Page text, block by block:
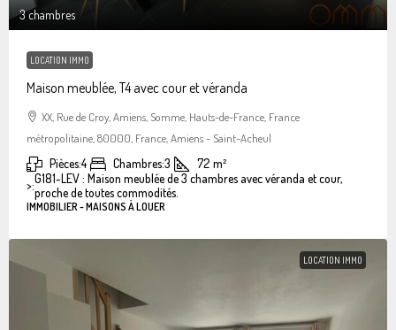
3 chambres
LOCATION IMMO
Maison meublée, T4 avec cour et véranda
XX, Rue de Croy, Amiens, Somme, Hauts-de-France, France
métropolitaine, 80000, France, Amiens - Saint-Acheul
Pièces:4 Chambres:3 72 m²
>:G181-LEV : Maison meublée de 3 chambres avec véranda et cour,
proche de toutes commodités.
IMMOBILIER - MAISONS À LOUER
LOCATION IMMO